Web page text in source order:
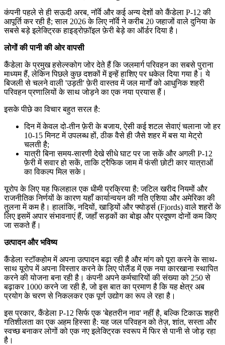
कंपनी पहले से ही सऊदी अरब, नॉर्वे और कई अन्य देशों को कैंडेला P-12 की
आपूर्ति कर रही है; साल 2026 के लिए नॉर्वे ने करीब 20 जहाजों वाले दुनिया के
सबसे बड़े इलेक्ट्रिक हाइड्रोफ़ॉइल फ़ेरी बेड़े का ऑर्डर दिया है।
लोगों की पानी की ओर वापसी
कैंडेला के प्रमुख हसेल्स्कोग जोर देते हैं कि जलमार्ग परिवहन का सबसे पुराना
माध्यम हैं, लेकिन पिछले कुछ दशकों में इन्हें हाशिए पर धकेल दिया गया है। ये
बिजली से चलने वाली 'उड़ती' फ़ेरी वास्तव में जल मार्गों को आधुनिक शहरी
परिवहन प्रणालियों के साथ जोड़ने का एक नया प्रयास हैं।
इसके पीछे का विचार बहुत सरल है:
दिन में केवल दो-तीन फ़ेरी के बजाय, ऐसी कई शटल सेवाएं चलाना जो हर
10-15 मिनट में उपलब्ध हों, ठीक वैसे ही जैसे शहर में बस या मेट्रो
चलती है;
यात्री बिना समय-सारणी देखे सीधे घाट पर जा सकें और अगली P-12
फ़ेरी में सवार हो सकें, ताकि ट्रैफिक जाम में फंसी छोटी कार यात्राओं
का विकल्प मिल सके।
यूरोप के लिए यह फिलहाल एक धीमी प्रक्रिया है: जटिल खरीद नियमों और
राजनीतिक निर्णयों के कारण यहाँ कार्यान्वयन की गति एशिया और अमेरिका की
तुलना में कम है। हालांकि, नदियों, खाड़ियों और फ्योर्ड्स (Fjords) वाले शहरों के
लिए इसमें अपार संभावनाएं हैं, जहाँ सड़कों का बोझ और प्रदूषण दोनों कम किए
जा सकते हैं।
उत्पादन और भविष्य
कैंडेला स्टॉकहोम में अपना उत्पादन बढ़ा रही है और मांग को पूरा करने के साथ-
साथ यूरोप में अपना विस्तार करने के लिए पोलैंड में एक नया कारखाना स्थापित
करने की योजना बना रही है। कंपनी अपने कर्मचारियों की संख्या को 250 से
बढ़ाकर 1000 करने जा रही है, जो इस बात का प्रमाण है कि यह क्षेत्र अब
प्रयोग के चरण से निकलकर एक पूर्ण उद्योग का रूप ले रहा है।
इस प्रकार, कैंडेला P-12 सिर्फ एक 'बेहतरीन नाव' नहीं है, बल्कि टिकाऊ शहरी
गतिशीलता का एक अहम हिस्सा है: यह जल परिवहन को तेज़, शांत, सस्ता और
स्वच्छ बनाकर लोगों को एक नए इलेक्ट्रिक स्वरूप में फिर से पानी से जोड़ रहा
है।